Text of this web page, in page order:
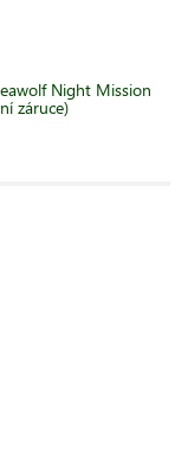
Night Mission
záruce)